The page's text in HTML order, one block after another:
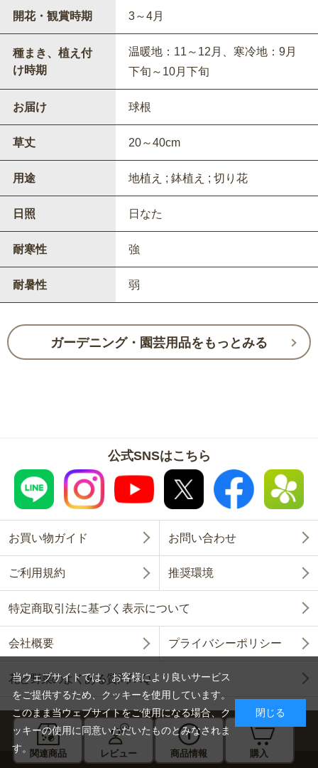
関連商品 レビュー 商品情報 購入
開花・観賞時期 3～4月
種まき、植え付
け時期
温暖地：11～12月、寒冷地：9月
下旬～10月下旬
お届け 球根
草丈 20～40cm
用途 地植え ; 鉢植え ; 切り花
日照 日なた
耐寒性 強
耐暑性 弱
ガーデニング・園芸用品をもっとみる
公式SNSはこちら
お買い物ガイド お問い合わせ
ご利用規約 推奨環境
特定商取引法に基づく表示について
会社概要 プライバシーポリシー
花と野菜のよくある質問FAQ
Copyright © SAKATA SEED CORPORATION All Rights Reserved.
当ウェブサイトでは、お客様により良いサービス
をご提供するため、クッキーを使用しています。
このまま当ウェブサイトをご使用になる場合、ク
ッキーの使用に同意いただいたものとみなされま
す。
閉じる